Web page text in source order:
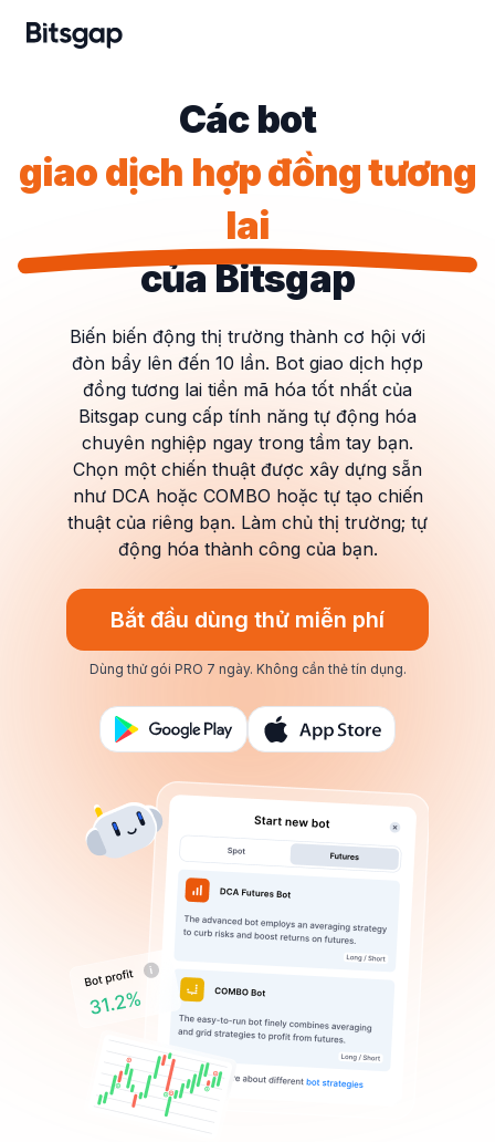
Các bot
giao dịch hợp đồng tương
lai
của Bitsgap
Biến biến động thị trường thành cơ hội với
đòn bẩy lên đến 10 lần. Bot giao dịch hợp
đồng tương lai tiền mã hóa tốt nhất của
Bitsgap cung cấp tính năng tự động hóa
chuyên nghiệp ngay trong tầm tay bạn.
Chọn một chiến thuật được xây dựng sẵn
như DCA hoặc COMBO hoặc tự tạo chiến
thuật của riêng bạn. Làm chủ thị trường; tự
động hóa thành công của bạn.
Bắt đầu dùng thử miễn phí
Dùng thử gói PRO 7 ngày. Không cần thẻ tín dụng.